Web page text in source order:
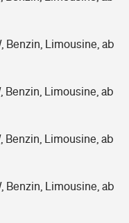
Benzin, Limousine, ab
Benzin, Limousine, ab
Benzin, Limousine, ab
Benzin, Limousine, ab